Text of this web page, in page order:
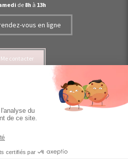
de 8h à 13h
vous en ligne
Me contacter
Thonon-les-Bains
du site
légales